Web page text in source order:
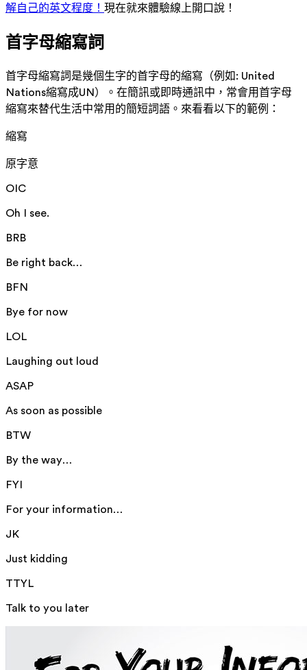
解自己的英文程度！ 現在就來體驗線上開口說！
首字母縮寫詞
首字母縮寫詞是幾個生字的首字母的縮寫（例如: United
Nations縮寫成UN）。在簡訊或即時通訊中，常會用首字母
縮寫來替代生活中常用的簡短詞語。來看看以下的範例：
縮寫
原字意
OIC
Oh I see.
BRB
Be right back…
BFN
Bye for now
LOL
Laughing out loud
ASAP
As soon as possible
BTW
By the way…
FYI
For your information…
JK
Just kidding
TTYL
Talk to you later